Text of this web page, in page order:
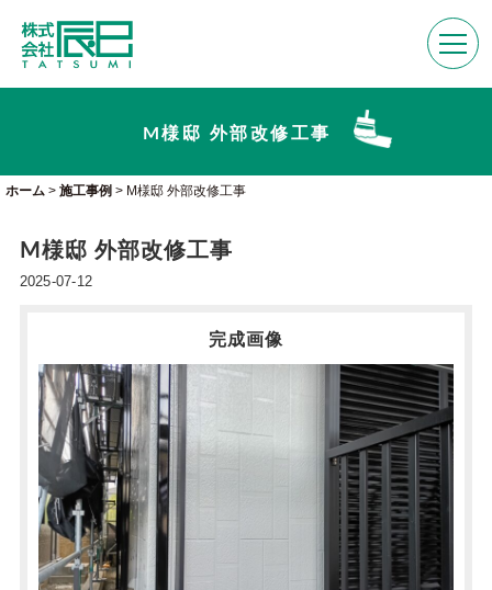
M様邸 外部改修工事
ホーム > 施工事例 > M様邸 外部改修工事
M様邸 外部改修工事
2025-07-12
完成画像